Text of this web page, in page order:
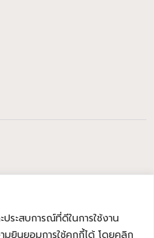
ประสบการณ์ที่ดีในการใช้งาน
มยินยอมการใช้คุกกี้ได้ โดยคลิก